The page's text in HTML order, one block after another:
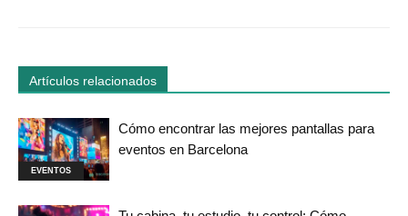
Artículos relacionados
EVENTOS
Cómo encontrar las mejores pantallas para
eventos en Barcelona